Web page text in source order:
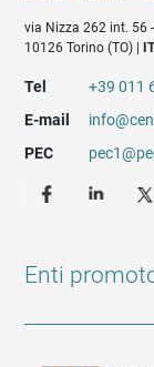
via Nizza 262 int. 56
10126 Torino (TO) |
Tel
+39 011
E-mail
PEC
Enti